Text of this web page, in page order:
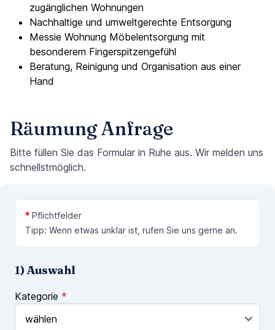
zugänglichen Wohnungen
Nachhaltige und umweltgerechte Entsorgung
Messie Wohnung Möbelentsorgung mit
besonderem Fingerspitzengefühl
Beratung, Reinigung und Organisation aus einer
Hand
Räumung Anfrage
Bitte füllen Sie das Formular in Ruhe aus. Wir melden uns
schnellstmöglich.
* Pflichtfelder
Tipp: Wenn etwas unklar ist, rufen Sie uns gerne an.
1) Auswahl
Kategorie *